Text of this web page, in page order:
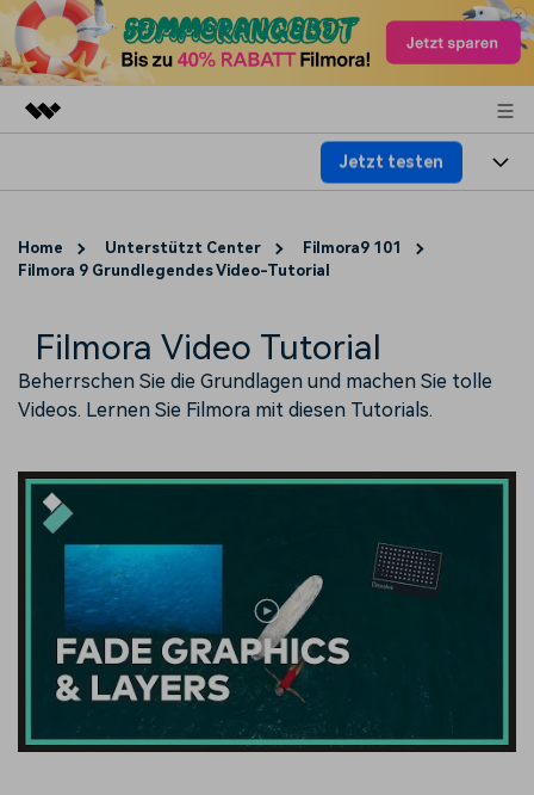
Dienstprogramme
Überblick
Presseraum
Shop
Jetzt testen
Plattformen
Assets
KI
Video/Foto
Audio
Lösungen
Lifestyle & Spaß
Trends
Ressourcen
Video-Prompts
Über 100 heiße Video-
Prompts – schnell ähnliche
Videos erstellen
fortgeschrittene
Videobearbeitungsfähigkeiten
Kickstart Bootcamp
Lernen, ausdrücken und
Videobearbeitungs-
DIY-Spezialeffekte
Erfahren Sie, wie Sie einen
können
Kontakt
Wir helfen Ihnen gerne weiter
Kundengeschichten
Erfahren Sie, wie unsere
Kunden erfolgreich sind
Partnerprogramm
Partnerschaften auf
KAUFEN Anmelden
Suchen
Home Unterstützt Center
Filmora9 101
Filmora 9 Grundlegendes Video-Tutorial
Filmora Video Tutorial
Beherrschen Sie die Grundlagen und machen Sie tolle
Videos. Lernen Sie Filmora mit diesen Tutorials.